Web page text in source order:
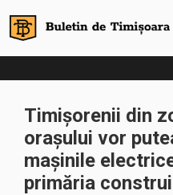
Timișorenii din
orașului vor
mașinile
primăria